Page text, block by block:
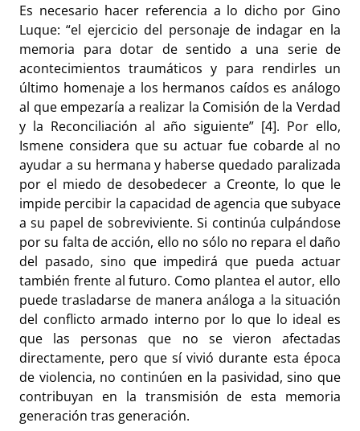
Es necesario hacer referencia a lo dicho por Gino
Luque: “el ejercicio del personaje de indagar en la
memoria para dotar de sentido a una serie de
acontecimientos traumáticos y para rendirles un
último homenaje a los hermanos caídos es análogo
al que empezaría a realizar la Comisión de la Verdad
y la Reconciliación al año siguiente” [4]. Por ello,
Ismene considera que su actuar fue cobarde al no
ayudar a su hermana y haberse quedado paralizada
por el miedo de desobedecer a Creonte, lo que le
impide percibir la capacidad de agencia que subyace
a su papel de sobreviviente. Si continúa culpándose
por su falta de acción, ello no sólo no repara el daño
del pasado, sino que impedirá que pueda actuar
también frente al futuro. Como plantea el autor, ello
puede trasladarse de manera análoga a la situación
del conflicto armado interno por lo que lo ideal es
que las personas que no se vieron afectadas
directamente, pero que sí vivió durante esta época
de violencia, no continúen en la pasividad, sino que
contribuyan en la transmisión de esta memoria
generación tras generación.